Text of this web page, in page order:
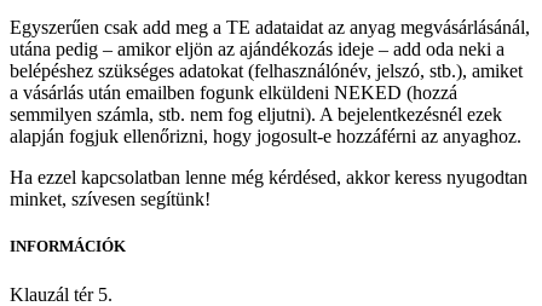
Egyszerűen csak add meg a TE adataidat az anyag megvásárlásánál,
utána pedig – amikor eljön az ajándékozás ideje – add oda neki a
belépéshez szükséges adatokat (felhasználónév, jelszó, stb.), amiket
a vásárlás után emailben fogunk elküldeni NEKED (hozzá
semmilyen számla, stb. nem fog eljutni). A bejelentkezésnél ezek
alapján fogjuk ellenőrizni, hogy jogosult-e hozzáférni az anyaghoz.
Ha ezzel kapcsolatban lenne még kérdésed, akkor keress nyugodtan
minket, szívesen segítünk!
INFORMÁCIÓK
Klauzál tér 5.